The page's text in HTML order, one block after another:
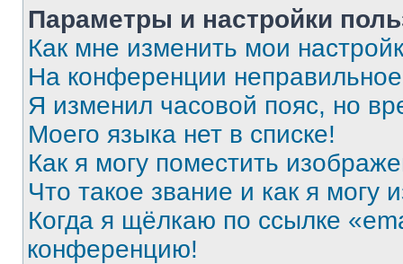
Параметры и настройки
Как мне изменить мои
На конференции
Я изменил часовой пояс, но
Моего языка нет в списке!
Как я могу поместить
Что такое звание и как я могу
Когда я щёлкаю по ссылке
конференцию!